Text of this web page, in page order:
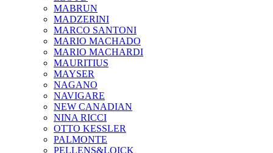
MABRUN
MADZERINI
MARCO SANTONI
MARIO MACHADO
MARIO MACHARDI
MAURITIUS
MAYSER
NAGANO
NAVIGARE
NEW CANADIAN
NINA RICCI
OTTO KESSLER
PALMONTE
PELLENS&LOICK